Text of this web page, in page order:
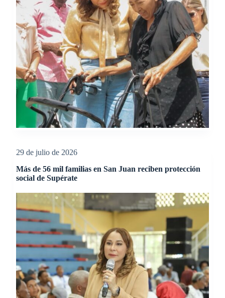
29 de julio de 2026
Más de 56 mil familias en San Juan reciben protección
social de Supérate